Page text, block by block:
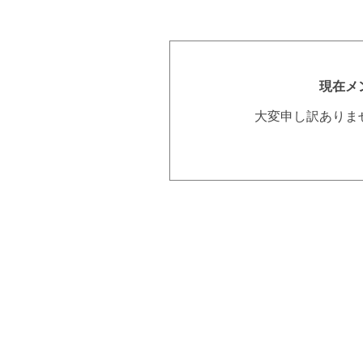
現在メ
大変申し訳あり